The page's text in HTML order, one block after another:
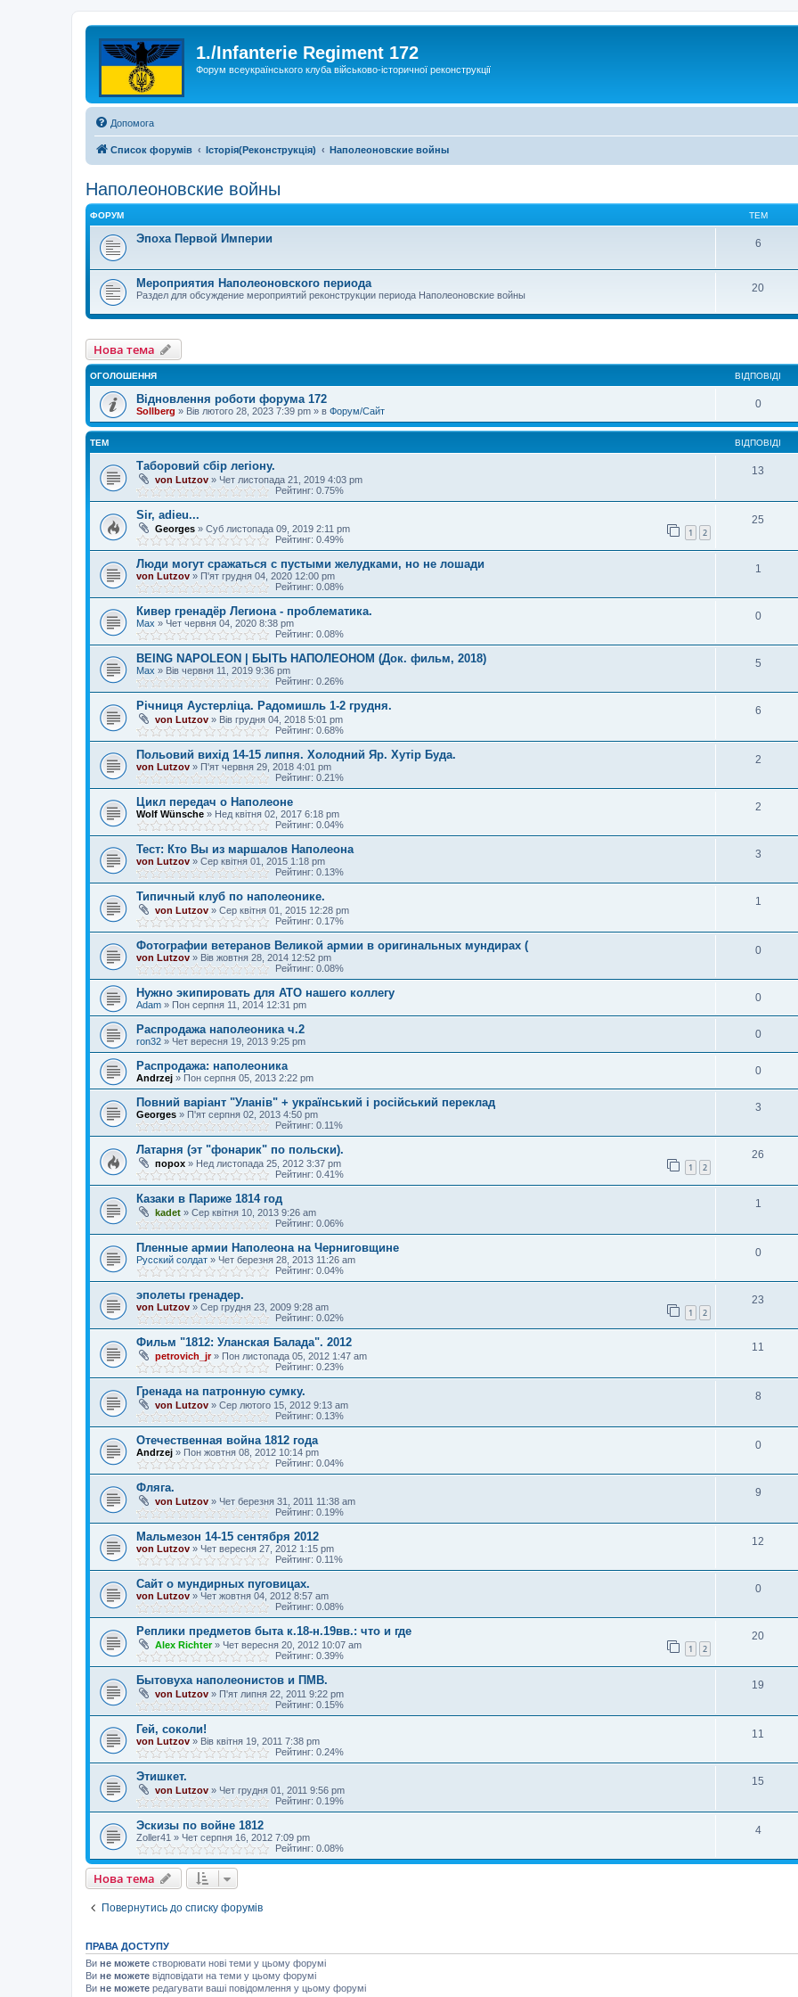
1./Infanterie Regiment 172
Форум всеукраїнського клуба військово-історичної реконструкції
Допомога
Список форумів Історiя(Реконструкція) Наполеоновские войны
Наполеоновские войны
ФОРУМ ТЕМ
Эпоха Первой Империи 6
Мероприятия Наполеоновского периода
Раздел для обсуждение мероприятий реконструкции периода Наполеоновские войны
20
Нова тема
ОГОЛОШЕННЯ ВІДПОВІДІ
Відновлення роботи форума 172
Sollberg » Вів лютого 28, 2023 7:39 pm » в Форум/Сайт
0
ТЕМ ВІДПОВІДІ
Таборовий сбір легіону.
von Lutzov » Чет листопада 21, 2019 4:03 pm
Рейтинг: 0.75%
13
Sir, adieu...
Georges » Суб листопада 09, 2019 2:11 pm 1 2
Рейтинг: 0.49%
25
Люди могут сражаться с пустыми желудками, но не лошади
von Lutzov » П'ят грудня 04, 2020 12:00 pm
Рейтинг: 0.08%
1
Кивер гренадёр Легиона - проблематика.
Max » Чет червня 04, 2020 8:38 pm
Рейтинг: 0.08%
0
BEING NAPOLEON | БЫТЬ НАПОЛЕОНОМ (Док. фильм, 2018)
Max » Вів червня 11, 2019 9:36 pm
Рейтинг: 0.26%
5
Річниця Аустерліца. Радомишль 1-2 грудня.
von Lutzov » Вів грудня 04, 2018 5:01 pm
Рейтинг: 0.68%
6
Польовий вихiд 14-15 липня. Холодний Яр. Хутiр Буда.
von Lutzov » П'ят червня 29, 2018 4:01 pm
Рейтинг: 0.21%
2
Цикл передач о Наполеоне
Wolf Wünsche » Нед квітня 02, 2017 6:18 pm
Рейтинг: 0.04%
2
Тест: Кто Вы из маршалов Наполеона
von Lutzov » Сер квітня 01, 2015 1:18 pm
Рейтинг: 0.13%
3
Типичный клуб по наполеонике.
von Lutzov » Сер квітня 01, 2015 12:28 pm
Рейтинг: 0.17%
1
Фотографии ветеранов Великой армии в оригинальных мундирах (
von Lutzov » Вів жовтня 28, 2014 12:52 pm
Рейтинг: 0.08%
0
Нужно экипировать для АТО нашего коллегу
Adam » Пон серпня 11, 2014 12:31 pm
0
Распродажа наполеоника ч.2
ron32 » Чет вересня 19, 2013 9:25 pm
0
Распродажа: наполеоника
Andrzej » Пон серпня 05, 2013 2:22 pm
0
Повний варіант "Уланів" + український і російський переклад
Georges » П'ят серпня 02, 2013 4:50 pm
Рейтинг: 0.11%
3
Латарня (эт "фонарик" по польски).
порох » Нед листопада 25, 2012 3:37 pm 1 2
Рейтинг: 0.41%
26
Казаки в Париже 1814 год
kadet » Сер квітня 10, 2013 9:26 am
Рейтинг: 0.06%
1
Пленные армии Наполеона на Черниговщине
Русский солдат » Чет березня 28, 2013 11:26 am
Рейтинг: 0.04%
0
эполеты гренадер.
von Lutzov » Сер грудня 23, 2009 9:28 am 1 2
Рейтинг: 0.02%
23
Фильм "1812: Уланская Балада". 2012
petrovich_jr» Пон листопада 05, 2012 1:47 am
Рейтинг: 0.23%
11
Гренада на патронную сумку.
von Lutzov » Сер лютого 15, 2012 9:13 am
Рейтинг: 0.13%
8
Отечественная война 1812 года
Andrzej » Пон жовтня 08, 2012 10:14 pm
Рейтинг: 0.04%
0
Фляга.
von Lutzov » Чет березня 31, 2011 11:38 am
Рейтинг: 0.19%
9
Мальмезон 14-15 сентября 2012
von Lutzov » Чет вересня 27, 2012 1:15 pm
Рейтинг: 0.11%
12
Сайт о мундирных пуговицах.
von Lutzov » Чет жовтня 04, 2012 8:57 am
Рейтинг: 0.08%
0
Реплики предметов быта к.18-н.19вв.: что и где
Alex Richter» Чет вересня 20, 2012 10:07 am 1 2
Рейтинг: 0.39%
20
Бытовуха наполеонистов и ПМВ.
von Lutzov » П'ят липня 22, 2011 9:22 pm
Рейтинг: 0.15%
19
Гей, соколи!
von Lutzov » Вів квітня 19, 2011 7:38 pm
Рейтинг: 0.24%
11
Этишкет.
von Lutzov » Чет грудня 01, 2011 9:56 pm
Рейтинг: 0.19%
15
Эскизы по войне 1812
Zoller41 » Чет серпня 16, 2012 7:09 pm
Рейтинг: 0.08%
4
Нова тема
Повернутись до списку форумів
ПРАВА ДОСТУПУ
Ви не можете створювати нові теми у цьому форумі
Ви не можете відповідати на теми у цьому форумі
Ви не можете редагувати ваші повідомлення у цьому форумі